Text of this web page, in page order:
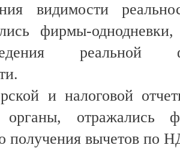
видимости
фирмы-
реальной
и налоговой
органы, отражались
получения вычетов по